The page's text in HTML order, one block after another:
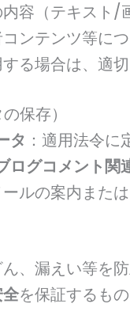
容（テキスト/
ンテンツ等に
る場合は、適
保存）
タ ：適用法令に
ログコメント関
ルの案内または
、漏えい等を
を保証するも